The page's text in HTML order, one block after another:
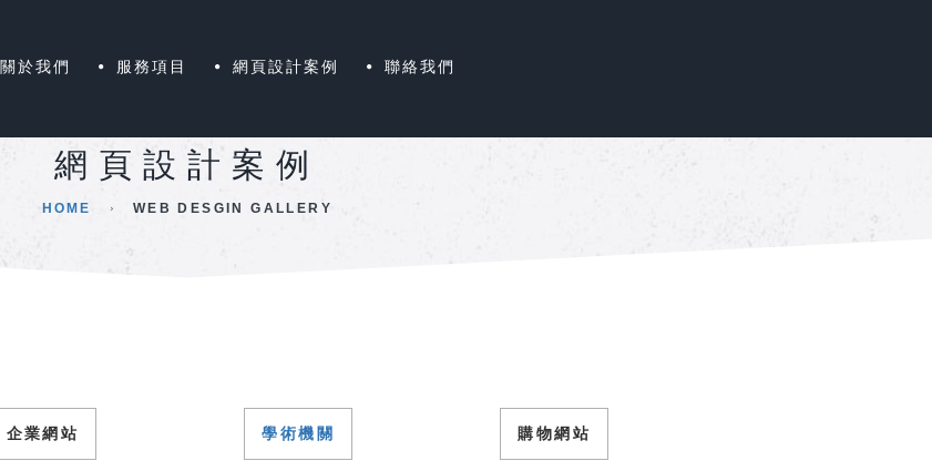
關於我們 服務項目 網頁設計案例 聯絡我們
網頁設計案例
HOME WEB DESGIN GALLERY
企業網站 學術機關 購物網站